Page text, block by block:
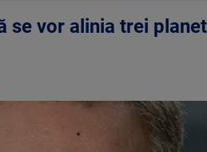
se vor alinia trei